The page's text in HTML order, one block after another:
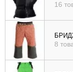
возр
убыв
возр
16
8